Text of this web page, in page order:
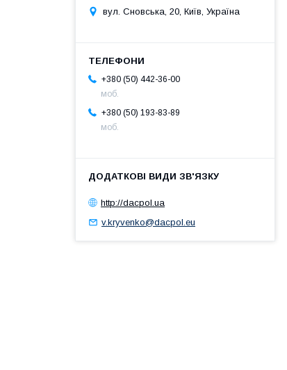
вул. Сновська, 20, Київ, Україна
+380 (50) 442-36-00
моб.
+380 (50) 193-83-89
моб.
http://dacpol.ua
v.kryvenko@dacpol.eu